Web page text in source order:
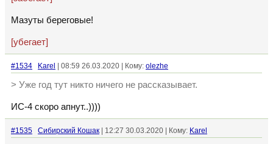
Мазуты береговые!
[убегает]
#1534 Karel | 08:59 26.03.2020 | Кому: olezhe
> Уже год тут никто ничего не рассказывает.
ИС-4 скоро апнут..))))
#1535 Сибирский Кошак | 12:27 30.03.2020 | Кому: Karel